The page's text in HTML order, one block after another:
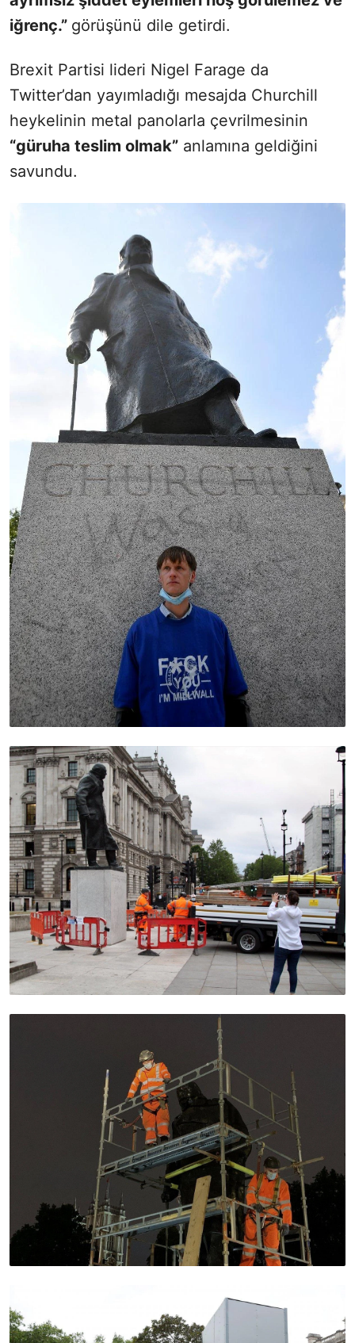
iğrenç.” görüşünü dile getirdi.
Brexit Partisi lideri Nigel Farage da
Twitter’dan yayımladığı mesajda Churchill
heykelinin metal panolarla çevrilmesinin
“güruha teslim olmak” anlamına geldiğini
savundu.